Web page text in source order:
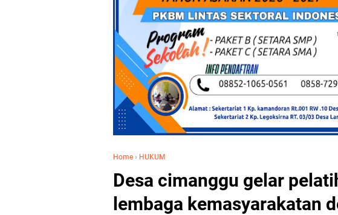
Home › HUKUM
Desa cimanggu gelar
lembaga kemasyarakatan